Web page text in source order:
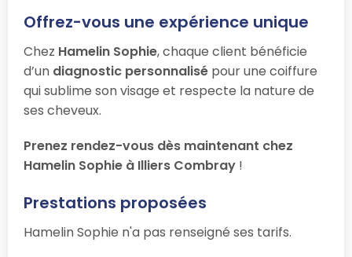
Offrez-vous une expérience unique
Chez Hamelin Sophie, chaque client bénéficie
d’un diagnostic personnalisé pour une coiffure
qui sublime son visage et respecte la nature de
ses cheveux.
Prenez rendez-vous dès maintenant chez
Hamelin Sophie à Illiers Combray !
Prestations proposées
Hamelin Sophie n'a pas renseigné ses tarifs.